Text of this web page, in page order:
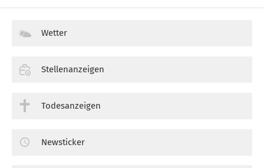
Wetter
Stellenanzeigen
Todesanzeigen
Newsticker